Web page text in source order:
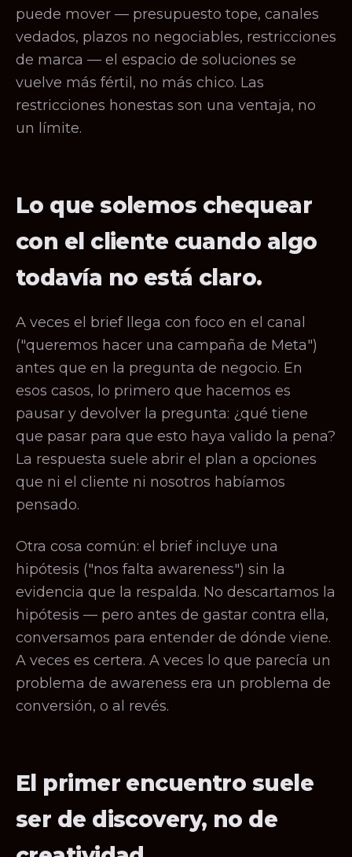
puede mover — presupuesto tope, canales
vedados, plazos no negociables, restricciones
de marca — el espacio de soluciones se
vuelve más fértil, no más chico. Las
restricciones honestas son una ventaja, no
un límite.
Lo que solemos chequear
con el cliente cuando algo
todavía no está claro.
A veces el brief llega con foco en el canal
("queremos hacer una campaña de Meta")
antes que en la pregunta de negocio. En
esos casos, lo primero que hacemos es
pausar y devolver la pregunta: ¿qué tiene
que pasar para que esto haya valido la pena?
La respuesta suele abrir el plan a opciones
que ni el cliente ni nosotros habíamos
pensado.
Otra cosa común: el brief incluye una
hipótesis ("nos falta awareness") sin la
evidencia que la respalda. No descartamos la
hipótesis — pero antes de gastar contra ella,
conversamos para entender de dónde viene.
A veces es certera. A veces lo que parecía un
problema de awareness era un problema de
conversión, o al revés.
El primer encuentro suele
ser de discovery, no de